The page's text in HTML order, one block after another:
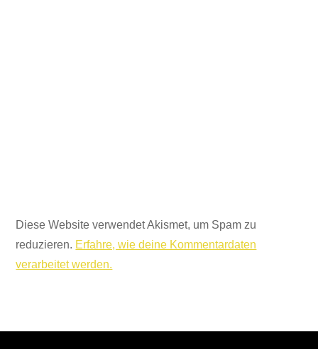
Diese Website verwendet Akismet, um Spam zu
reduzieren. Erfahre, wie deine Kommentardaten
verarbeitet werden.